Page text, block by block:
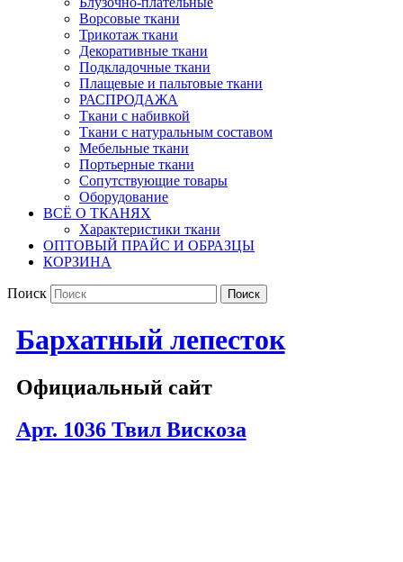
Ворсовые ткани
Трикотаж ткани
Декоративные ткани
Подкладочные ткани
Плащевые и пальтовые ткани
РАСПРОДАЖА
Ткани с набивкой
Ткани с натуральным составом
Мебельные ткани
Портьерные ткани
Сопутствующие товары
Оборудование
ВСЁ О ТКАНЯХ
Характеристики ткани
ОПТОВЫЙ ПРАЙС И ОБРАЗЦЫ
КОРЗИНА
Поиск
Бархатный лепесток
Официальный сайт
Арт. 1036 Твил Вискоза